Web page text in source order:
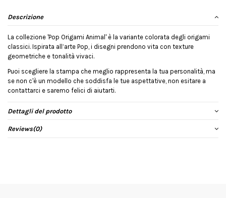
Descrizione
La collezione 'Pop Origami Animal' è la variante colorata degli origami
classici. Ispirata all’arte Pop, i disegni prendono vita con texture
geometriche e tonalità vivaci.
Puoi scegliere la stampa che meglio rappresenta la tua personalità, ma
se non c'è un modello che soddisfa le tue aspettative, non esitare a
contattarci e saremo felici di aiutarti.
Dettagli del prodotto
Reviews(0)